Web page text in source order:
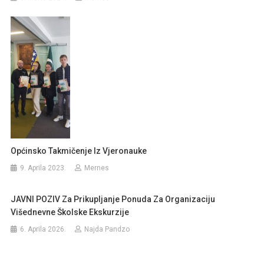
Općinsko Takmičenje Iz Vjeronauke
9. Aprila 2023. Mernes
JAVNI POZIV Za Prikupljanje Ponuda Za Organizaciju
Višednevne Školske Ekskurzije
6. Aprila 2026. Najda Pandzo